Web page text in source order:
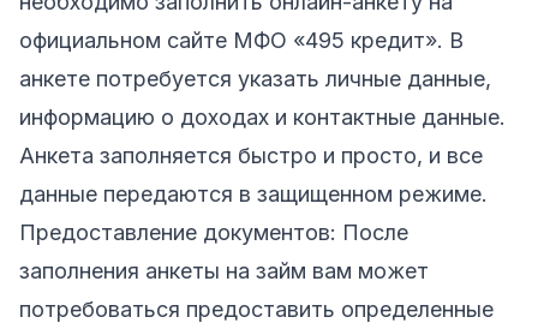
официальном сайте МФО «495 кредит». В
анкете потребуется указать личные данные,
информацию о доходах и контактные данные.
Анкета заполняется быстро и просто, и все
данные передаются в защищенном режиме.
Предоставление документов: После
заполнения анкеты на займ вам может
потребоваться предоставить определенные